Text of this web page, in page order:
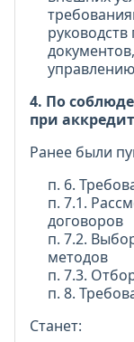
4. По
при
Ранее были
п. 6.
п. 7.1.
договоров
п. 7.2.
методов
п. 7.3.
п. 8.
Станет: